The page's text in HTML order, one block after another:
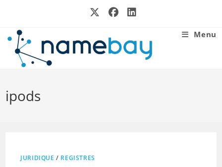
Menu
ipods
JURIDIQUE / REGISTRES